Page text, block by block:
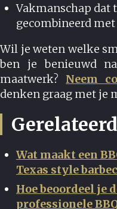
Vakmanschap dat
gecombineerd
Wil je weten welke
ben je benieuwd
maatwerk? Neem
denken graag met je
Wat maakt een
Texas style
Hoe beoordeel je
professionele